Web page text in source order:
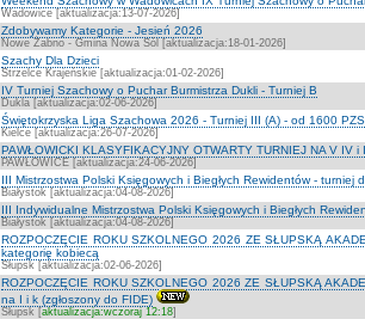
Wadowice [aktualizacja:13-07-2026]
Zdobywamy Kategorie - Jesień 2026
Nowe Żabno - Gmina Nowa Sól [aktualizacja:18-01-2026]
Szachy Dla Dzieci
Strzelce Krajeńskie [aktualizacja:01-02-2026]
IV Turniej Szachowy o Puchar Burmistrza Dukli - Turniej B
Dukla [aktualizacja:02-06-2026]
Świętokrzyska Liga Szachowa 2026 - Turniej III (A) - od 1600
Kielce [aktualizacja:26-07-2026]
PAWŁOWICKI KLASYFIKACYJNY OTWARTY TURNIEJ NA V IV i
PAWŁOWICE [aktualizacja:24-06-2026]
III Mistrzostwa Polski Księgowych i Biegłych Rewidentów - turniej
Białystok [aktualizacja:04-08-2026]
III Indywidualne Mistrzostwa Polski Księgowych i Biegłych
Białystok [aktualizacja:04-08-2026]
ROZPOCZĘCIE ROKU SZKOLNEGO 2026 ZE SŁUPSKĄ
kategorię kobiecą
Słupsk [aktualizacja:02-06-2026]
ROZPOCZĘCIE ROKU SZKOLNEGO 2026 ZE SŁUPSKĄ
na I i k (zgłoszony do FIDE)
Słupsk [aktualizacja:wczoraj 12:18]